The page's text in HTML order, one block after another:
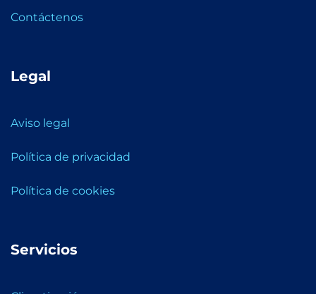
Contáctenos
Legal
Aviso legal
Política de privacidad
Política de cookies
Servicios